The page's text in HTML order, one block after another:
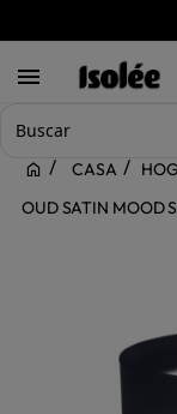

CASA
OUD SATIN MOOD